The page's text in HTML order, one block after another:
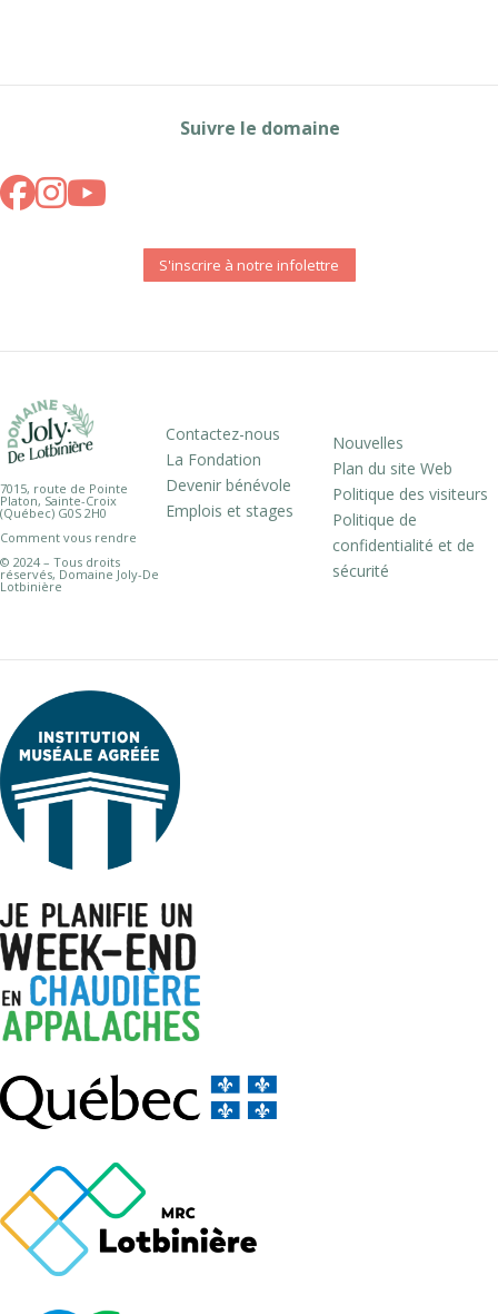
Suivre le domaine
S'inscrire à notre infolettre
7015, route de Pointe
Platon, Sainte-Croix
(Québec) G0S 2H0
Comment vous rendre
© 2024 – Tous droits
réservés, Domaine Joly-De
Lotbinière
Contactez-nous
La Fondation
Devenir bénévole
Emplois et stages
Nouvelles
Plan du site Web
Politique des visiteurs
Politique de
confidentialité et de
sécurité